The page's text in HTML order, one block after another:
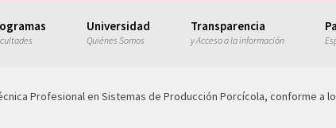
Universidad
Quiénes Somos
Transparencia
y Acceso a la información
Profesional en Sistemas de Producción Porcícola, conforme a